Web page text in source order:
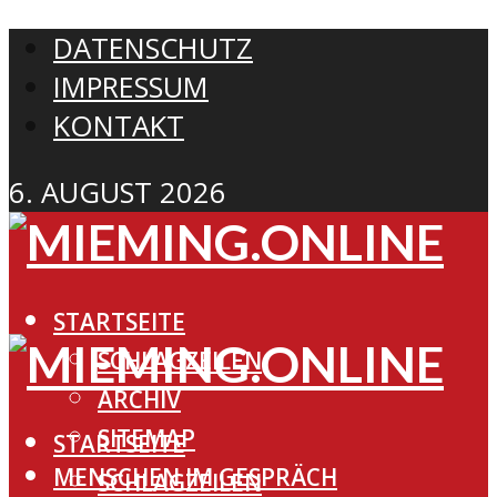
DATENSCHUTZ
IMPRESSUM
KONTAKT
6. AUGUST 2026
STARTSEITE
SCHLAGZEILEN
ARCHIV
SITEMAP
MENSCHEN IM GESPRÄCH
STARTSEITE
SCHLAGZEILEN